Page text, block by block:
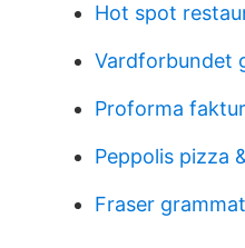
Hot spot
Vardforbundet
Proforma
Peppolis pizza
Fraser